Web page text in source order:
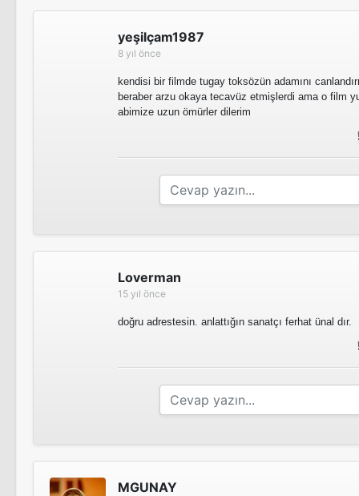
yeşilçam1987
8 yıl önce
kendisi bir filmde tugay toksözün adamını
beraber arzu okaya tecavüz etmişlerdi ama o film
abimize uzun ömürler dilerim
Loverman
15 yıl önce
doğru adrestesin. anlattığın sanatçı ferhat ünal dır.
MGUNAY